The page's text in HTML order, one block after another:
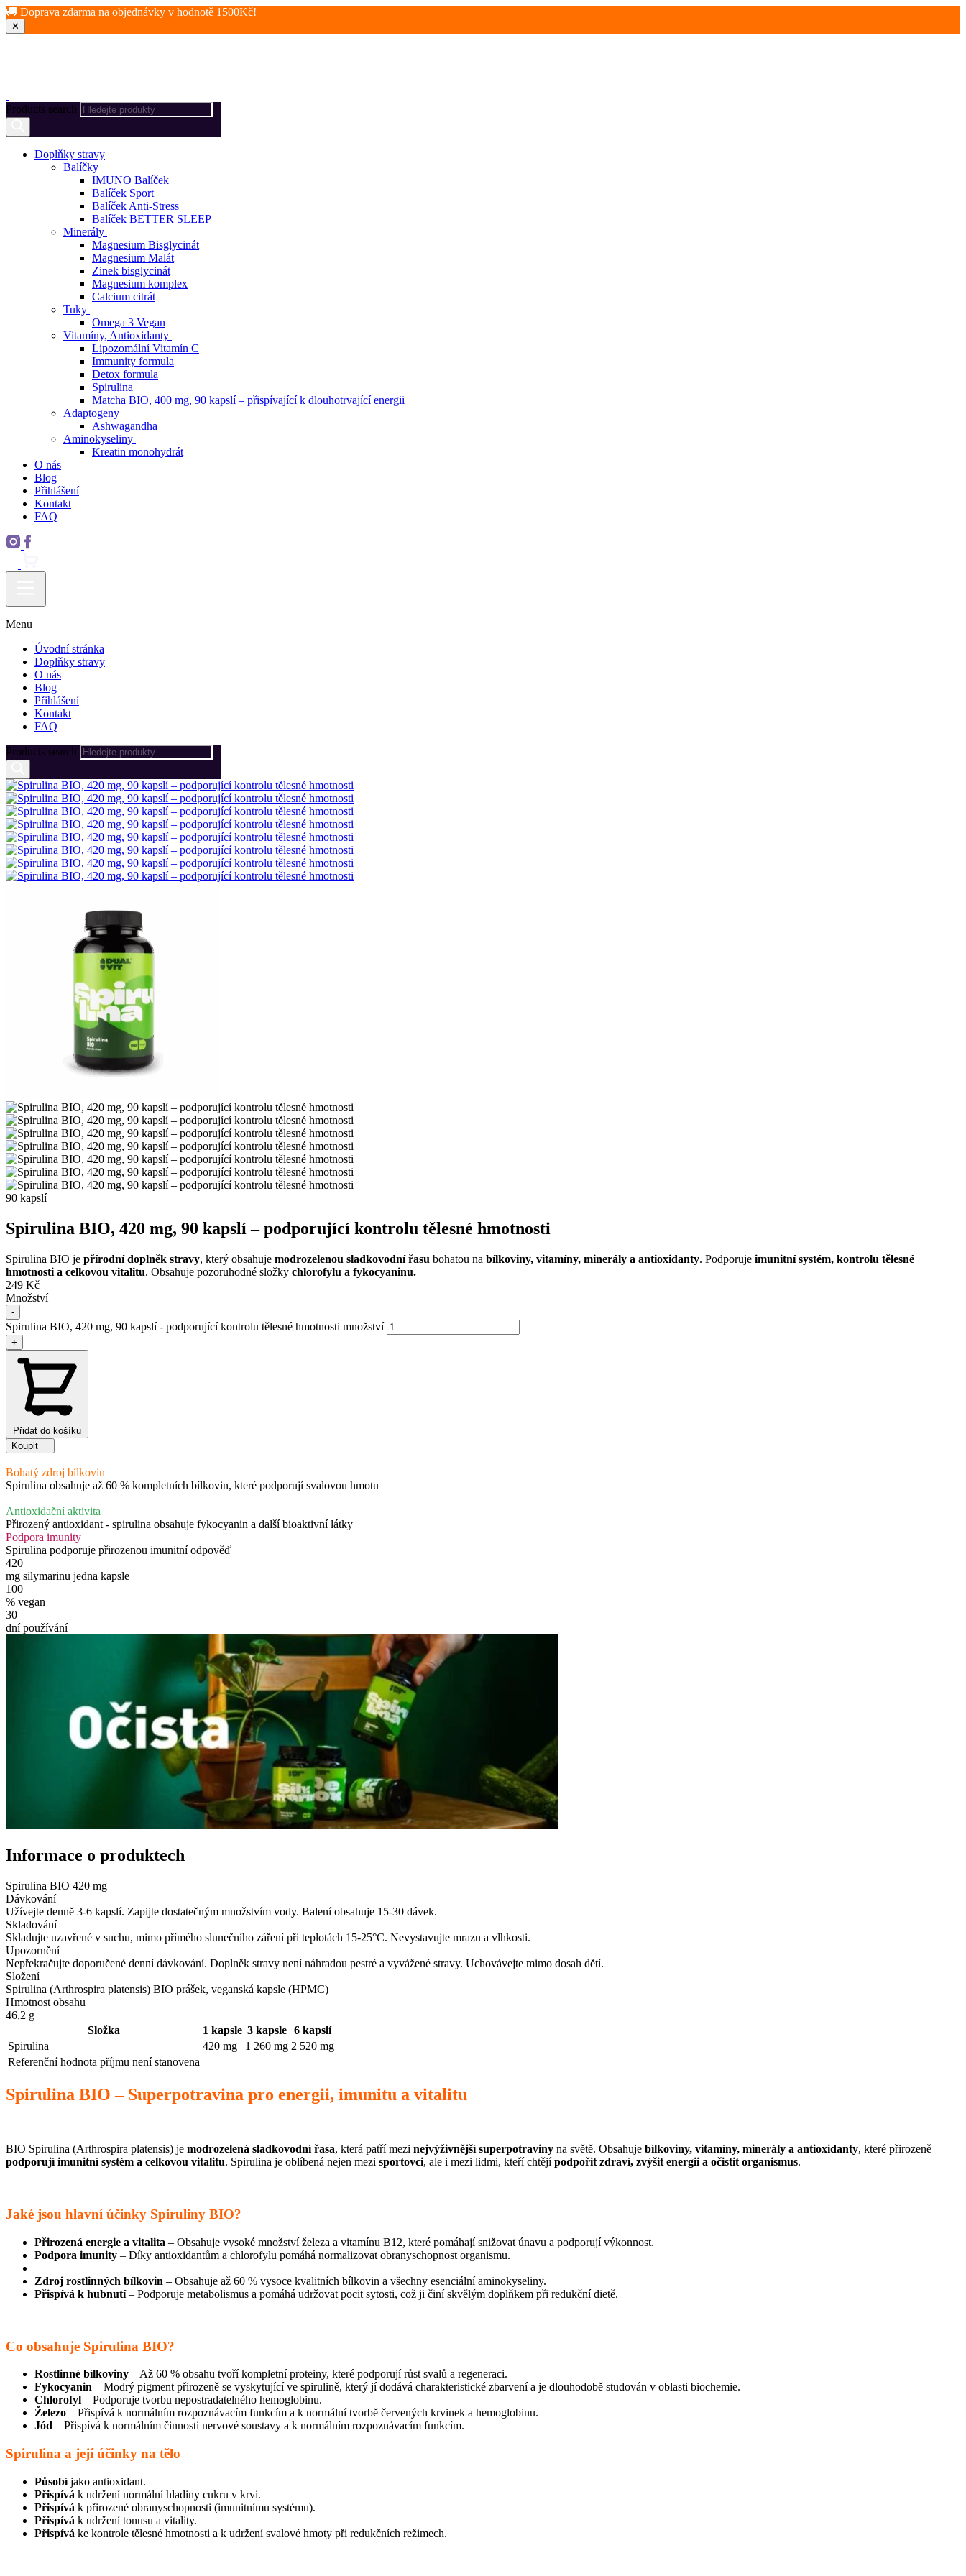
🚚 Doprava zdarma na objednávky v hodnotě 1500Kč!
✕
Products search
Doplňky stravy
Balíčky
IMUNO Balíček
Balíček Sport
Balíček Anti-Stress
Balíček BETTER SLEEP
Minerály
Magnesium Bisglycinát
Magnesium Malát
Zinek bisglycinát
Magnesium komplex
Calcium citrát
Tuky
Omega 3 Vegan
Vitamíny, Antioxidanty
Lipozomální Vitamín C
Immunity formula
Detox formula
Spirulina
Matcha BIO, 400 mg, 90 kapslí – přispívající k dlouhotrvající energii
Adaptogeny
Ashwagandha
Aminokyseliny
Kreatin monohydrát
O nás
Blog
Přihlášení
Kontakt
FAQ
Menu
Úvodní stránka
Doplňky stravy
O nás
Blog
Přihlášení
Kontakt
FAQ
Products search
90 kapslí
Spirulina BIO, 420 mg, 90 kapslí – podporující kontrolu tělesné hmotnosti
Spirulina BIO je přírodní doplněk stravy, který obsahuje modrozelenou sladkovodní řasu bohatou na bílkoviny, vitamíny, minerály a antioxidanty. Podporuje imunitní systém, kontrolu tělesné
hmotnosti a celkovou vitalitu. Obsahuje pozoruhodné složky chlorofylu a fykocyaninu.
249 Kč
Množství
-
Spirulina BIO, 420 mg, 90 kapslí - podporující kontrolu tělesné hmotnosti množství
+
Přidat do košíku
Koupit
Bohatý zdroj bílkovin
Spirulina obsahuje až 60 % kompletních bílkovin, které podporují svalovou hmotu
Antioxidační aktivita
Přirozený antioxidant - spirulina obsahuje fykocyanin a další bioaktivní látky
Podpora imunity
Spirulina podporuje přirozenou imunitní odpověď
420
mg silymarinu jedna kapsle
100
% vegan
30
dní používání
Informace o produktech
Spirulina BIO 420 mg
Dávkování
Užívejte denně 3-6 kapslí. Zapijte dostatečným množstvím vody. Balení obsahuje 15-30 dávek.
Skladování
Skladujte uzavřené v suchu, mimo přímého slunečního záření při teplotách 15-25°C. Nevystavujte mrazu a vlhkosti.
Upozornění
Nepřekračujte doporučené denní dávkování. Doplněk stravy není náhradou pestré a vyvážené stravy. Uchovávejte mimo dosah dětí.
Složení
Spirulina (Arthrospira platensis) BIO prášek, veganská kapsle (HPMC)
Hmotnost obsahu
46,2 g
Složka
1 kapsle 3 kapsle
6 kapslí
Spirulina
420 mg 1 260 mg 2 520 mg
Referenční hodnota příjmu není stanovena
Spirulina BIO – Superpotravina pro energii, imunitu a vitalitu
BIO Spirulina (Arthrospira platensis) je modrozelená sladkovodní řasa, která patří mezi nejvýživnější superpotraviny na světě. Obsahuje bílkoviny, vitamíny, minerály a antioxidanty, které přirozeně
podporují imunitní systém a celkovou vitalitu. Spirulina je oblíbená nejen mezi sportovci, ale i mezi lidmi, kteří chtějípodpořit zdraví, zvýšit energii a očistit organismus.
Jaké jsou hlavní účinky Spiruliny BIO?
Přirozená energie a vitalita – Obsahuje vysoké množství železa a vitamínu B12, které pomáhají snižovat únavu a podporují výkonnost.
Podpora imunity – Díky antioxidantům a chlorofylu pomáhá normalizovat obranyschopnost organismu.
Zdroj rostlinných bílkovin – Obsahuje až 60 % vysoce kvalitních bílkovin a všechny esenciální aminokyseliny.
Přispívá k hubnutí– Podporuje metabolismus a pomáhá udržovat pocit sytosti, což ji činí skvělým doplňkem při redukční dietě.
Co obsahuje Spirulina BIO?
Rostlinné bílkoviny – Až 60 % obsahu tvoří kompletní proteiny, které podporují růst svalů a regeneraci.
Fykocyanin – Modrý pigment přirozeně se vyskytující ve spirulině, který jí dodává charakteristické zbarvení a je dlouhodobě studován v oblasti biochemie.
Chlorofyl – Podporuje tvorbu nepostradatelného hemoglobinu.
Železo – Přispívá k normálním rozpoznávacím funkcím a k normální tvorbě červených krvinek a hemoglobinu.
Jód – Přispívá k normálním činnosti nervové soustavy a k normálním rozpoznávacím funkcím.
Spirulina a její účinky na tělo
Působíjako antioxidant.
Přispívá k udržení normální hladiny cukru v krvi.
Přispívá k přirozené obranyschopnosti (imunitnímu systému).
Přispívá k udržení tonusu a vitality.
Přispívá ke kontrole tělesné hmotnosti a k udržení svalové hmoty při redukčních režimech.